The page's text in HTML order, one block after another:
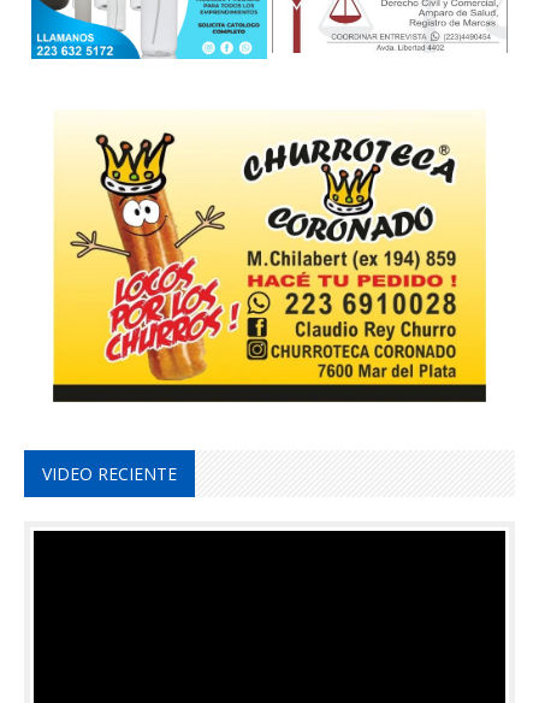
VIDEO RECIENTE